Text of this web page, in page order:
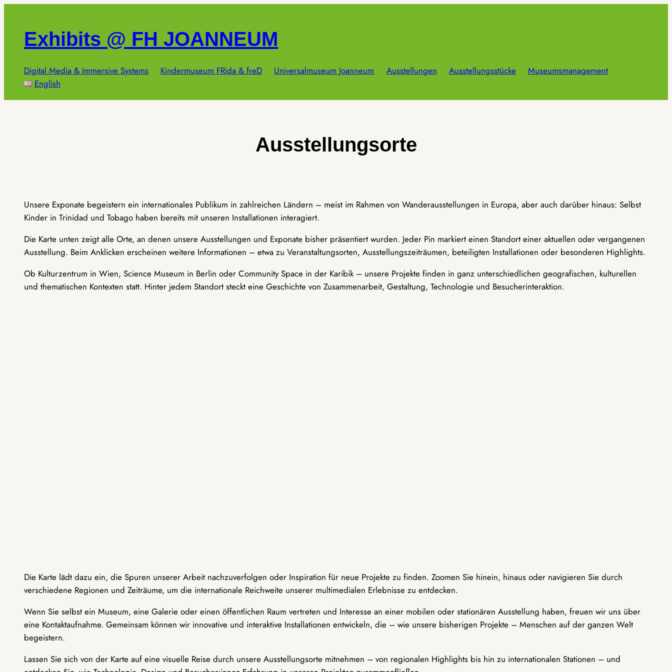
springenExhibits @ FH JOANNEUM
Digital Media & Immersive Systems Kindermuseum FRida & freD Universalmuseum Joanneum Ausstellungen Ausstellungsstücke
Museumsmanagement
English
Ausstellungsorte
Unsere Exponate begeistern ein internationales Publikum in zahlreichen Ländern – meist im Rahmen von Wanderausstellungen in Europa, aber auch darüber hinaus: Selbst
Kinder in Trinidad und Tobago haben bereits mit unseren Installationen interagiert.
Die Karte unten zeigt alle Orte, an denen unsere Ausstellungen und Exponate bisher präsentiert wurden. Jeder Pin markiert einen Standort einer aktuellen oder vergangenen
Ausstellung. Beim Anklicken erscheinen weitere Informationen – etwa zu Veranstaltungsorten, Ausstellungszeiträumen, beteiligten Installationen oder besonderen Highlights.
Ob Kulturzentrum in Wien, Science Museum in Berlin oder Community Space in der Karibik – unsere Projekte finden in ganz unterschiedlichen geografischen, kulturellen
und thematischen Kontexten statt. Hinter jedem Standort steckt eine Geschichte von Zusammenarbeit, Gestaltung, Technologie und Besucherinteraktion.
Die Karte lädt dazu ein, die Spuren unserer Arbeit nachzuverfolgen oder Inspiration für neue Projekte zu finden. Zoomen Sie hinein, hinaus oder navigieren Sie durch
verschiedene Regionen und Zeiträume, um die internationale Reichweite unserer multimedialen Erlebnisse zu entdecken.
Wenn Sie selbst ein Museum, eine Galerie oder einen öffentlichen Raum vertreten und Interesse an einer mobilen oder stationären Ausstellung haben, freuen wir uns über
eine Kontaktaufnahme. Gemeinsam können wir innovative und interaktive Installationen entwickeln, die – wie unsere bisherigen Projekte – Menschen auf der ganzen Welt
begeistern.
Lassen Sie sich von der Karte auf eine visuelle Reise durch unsere Ausstellungsorte mitnehmen – von regionalen Highlights bis hin zu internationalen Stationen – und